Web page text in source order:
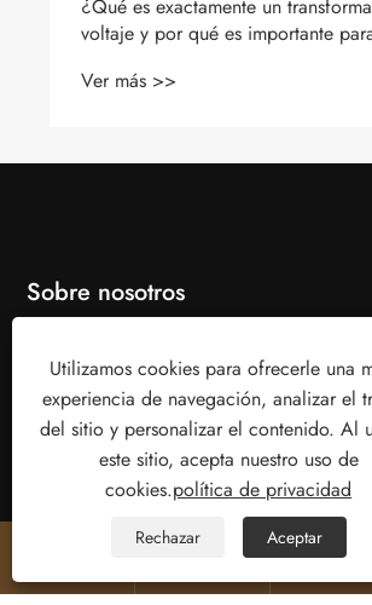
¿Qué es exactamente un
voltaje y por qué es importante
Ver más >>
Sobre nosotros
Productos
Contáctenos

Utilizamos cookies para ofrecerle una
experiencia de navegación, analizar el
del sitio y personalizar el contenido. Al
este sitio, acepta nuestro uso de
cookies.política de privacidad
Rechazar Aceptar